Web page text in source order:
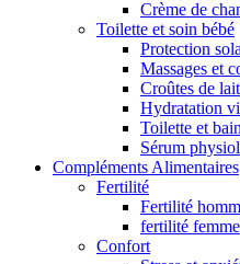
Crème de
Toilette et soin bébé
Protection
Massages et
Croûtes de lait
Hydratation
Toilette et
Sérum
Compléments Alimentaires
Fertilité
Fertilité
fertilité femme
Confort